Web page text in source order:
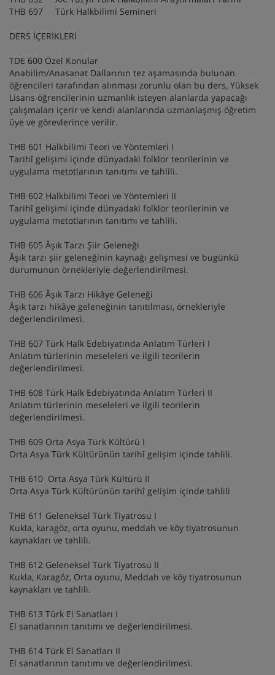
THB 697 Türk Halkbilimi Semineri
DERS İÇERİKLERİ
TDE 600 Özel Konular
Anabilim/Anasanat Dallarının tez aşamasında bulunan
öğrencileri tarafından alınması zorunlu olan bu ders, Yüksek
Lisans öğrencilerinin uzmanlık isteyen alanlarda yapacağı
çalışmaları içerir ve kendi alanlarında uzmanlaşmış öğretim
üye ve görevlerince verilir.
THB 601 Halkbilimi Teori ve Yöntemleri I
Tarihî gelişimi içinde dünyadaki folklor teorilerinin ve
uygulama metotlarının tanıtımı ve tahlili.
THB 602 Halkbilimi Teori ve Yöntemleri II
Tarihî gelişimi içinde dünyadaki folklor teorilerinin ve
uygulama metotlarının tanıtımı ve tahlili.
THB 605 Âşık Tarzı Şiir Geleneği
Âşık tarzı şiir geleneğinin kaynağı gelişmesi ve bugünkü
durumunun örnekleriyle değerlendirilmesi.
THB 606 Âşık Tarzı Hikâye Geleneği
Âşık tarzı hikâye geleneğinin tanıtılması, örnekleriyle
değerlendirilmesi.
THB 607 Türk Halk Edebiyatında Anlatım Türleri I
Anlatım türlerinin meseleleri ve ilgili teorilerin
değerlendirilmesi.
THB 608 Türk Halk Edebiyatında Anlatım Türleri II
Anlatım türlerinin meseleleri ve ilgili teorilerin
değerlendirilmesi.
THB 609 Orta Asya Türk Kültürü I
Orta Asya Türk Kültürünün tarihî gelişim içinde tahlili.
THB 610 Orta Asya Türk Kültürü II
Orta Asya Türk Kültürünün tarihî gelişim içinde tahlili
THB 611 Geleneksel Türk Tiyatrosu I
Kukla, karagöz, orta oyunu, meddah ve köy tiyatrosunun
kaynakları ve tahlili.
THB 612 Geleneksel Türk Tiyatrosu II
Kukla, Karagöz, Orta oyunu, Meddah ve köy tiyatrosunun
kaynakları ve tahlili.
THB 613 Türk El Sanatları I
El sanatlarının tanıtımı ve değerlendirilmesi.
THB 614 Türk El Sanatları II
El sanatlarının tanıtımı ve değerlendirilmesi.